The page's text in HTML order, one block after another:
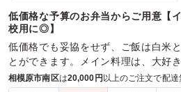
低価格な予算のお弁当からご用意【
校用に◎】
低価格でも妥協をせず、ご飯は白米
とができます。メイン料理は、大好
え、仕上げています。幅広いシーン
相模原市南区は20,000円 以上のご注文で配達